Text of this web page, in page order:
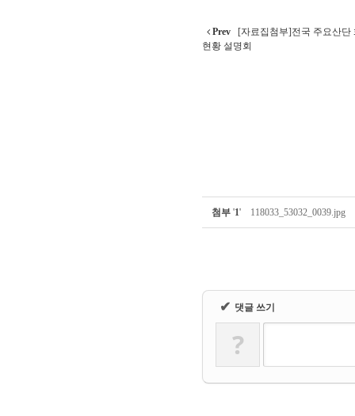
Prev
[자료집첨부]전국 주요산단
현황 설명회
첨부 '1' 118033_53032_0039.jpg
✔ 댓글 쓰기
?